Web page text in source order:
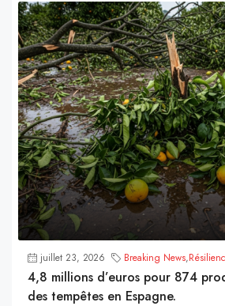
juillet 23, 2026 Breaking News,
4,8 millions d’euros pour 874
des tempêtes en Espagne.